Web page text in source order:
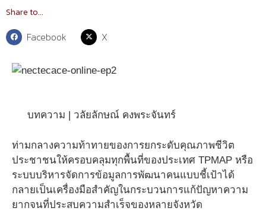
Share to...
Facebook X
บทความ | วลัยลักษณ์ คงพระจันทร์
ท่ามกลางความท้าทายของการยกระดับคุณภาพชีวิต
ประชาชนให้ครอบคลุมทุกพื้นที่ของประเทศ TPMAP หรือ
ระบบบริหารจัดการข้อมูลการพัฒนาคนแบบชี้เป้าได้
กลายเป็นเครื่องมือสำคัญในกระบวนการแก้ปัญหาความ
ยากจนที่ประสบความสำเร็จของหลายจังหวัด